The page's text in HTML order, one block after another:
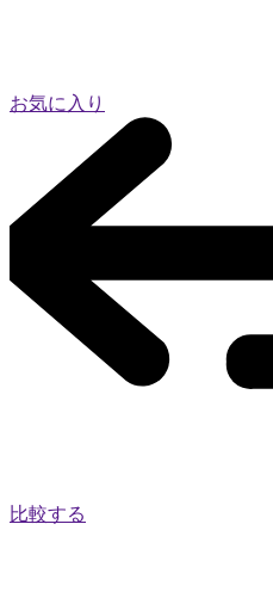
お気に入り
比較する